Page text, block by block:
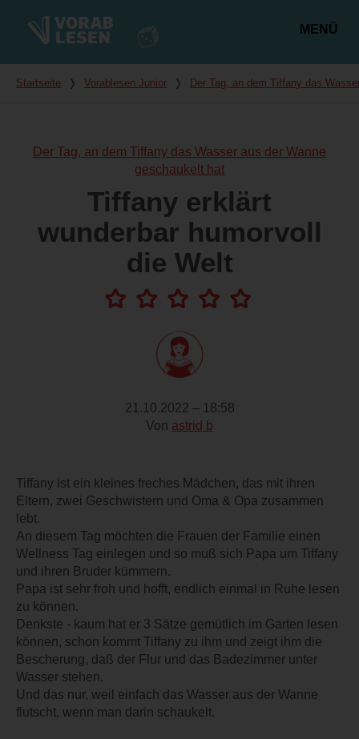
MENÜ
Du bist hier
Startseite ❭ Vorablesen Junior ❭ Der Tag, an dem Tiffany das
Der Tag, an dem Tiffany das Wasser aus der Wanne
geschaukelt hat
Tiffany erklärt
wunderbar humorvoll
die Welt
21.10.2022 – 18:58
Von astrid b
Tiffany ist ein kleines freches Mädchen, das mit ihren
Eltern, zwei Geschwistern und Oma & Opa zusammen
lebt.
An diesem Tag möchten die Frauen der Familie einen
Wellness Tag einlegen und so muß sich Papa um Tiffany
und ihren Bruder kümmern.
Papa ist sehr froh und hofft, endlich einmal in Ruhe lesen
zu können.
Denkste - kaum hat er 3 Sätze gemütlich im Garten lesen
können, schon kommt Tiffany zu ihm und zeigt ihm die
Bescherung, daß der Flur und das Badezimmer unter
Wasser stehen.
Und das nur, weil einfach das Wasser aus der Wanne
flutscht, wenn man darin schaukelt.